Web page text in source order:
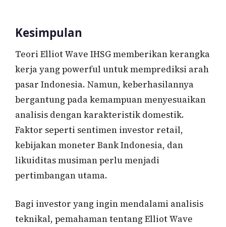
Kesimpulan
Teori Elliot Wave IHSG memberikan kerangka
kerja yang powerful untuk memprediksi arah
pasar Indonesia. Namun, keberhasilannya
bergantung pada kemampuan menyesuaikan
analisis dengan karakteristik domestik.
Faktor seperti sentimen investor retail,
kebijakan moneter Bank Indonesia, dan
likuiditas musiman perlu menjadi
pertimbangan utama.
Bagi investor yang ingin mendalami analisis
teknikal, pemahaman tentang Elliot Wave